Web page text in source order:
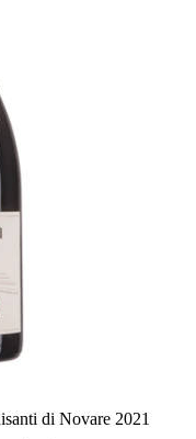
di Novare 2021